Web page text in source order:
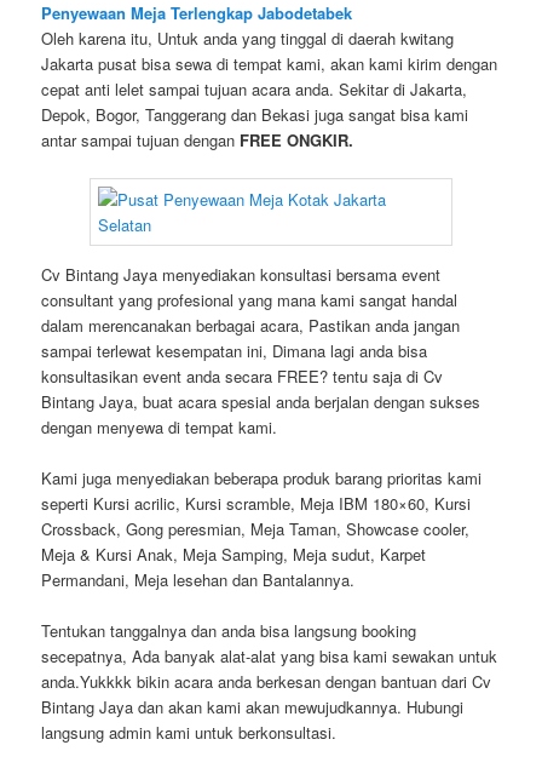
Penyewaan Meja Terlengkap Jabodetabek
Oleh karena itu, Untuk anda yang tinggal di daerah kwitang
Jakarta pusat bisa sewa di tempat kami, akan kami kirim dengan
cepat anti lelet sampai tujuan acara anda. Sekitar di Jakarta,
Depok, Bogor, Tanggerang dan Bekasi juga sangat bisa kami
antar sampai tujuan dengan FREE ONGKIR.
Cv Bintang Jaya menyediakan konsultasi bersama event
consultant yang profesional yang mana kami sangat handal
dalam merencanakan berbagai acara, Pastikan anda jangan
sampai terlewat kesempatan ini, Dimana lagi anda bisa
konsultasikan event anda secara FREE? tentu saja di Cv
Bintang Jaya, buat acara spesial anda berjalan dengan sukses
dengan menyewa di tempat kami.
Kami juga menyediakan beberapa produk barang prioritas kami
seperti Kursi acrilic, Kursi scramble, Meja IBM 180×60, Kursi
Crossback, Gong peresmian, Meja Taman, Showcase cooler,
Meja & Kursi Anak, Meja Samping, Meja sudut, Karpet
Permandani, Meja lesehan dan Bantalannya.
Tentukan tanggalnya dan anda bisa langsung booking
secepatnya, Ada banyak alat-alat yang bisa kami sewakan untuk
anda.Yukkkk bikin acara anda berkesan dengan bantuan dari Cv
Bintang Jaya dan akan kami akan mewujudkannya. Hubungi
langsung admin kami untuk berkonsultasi.